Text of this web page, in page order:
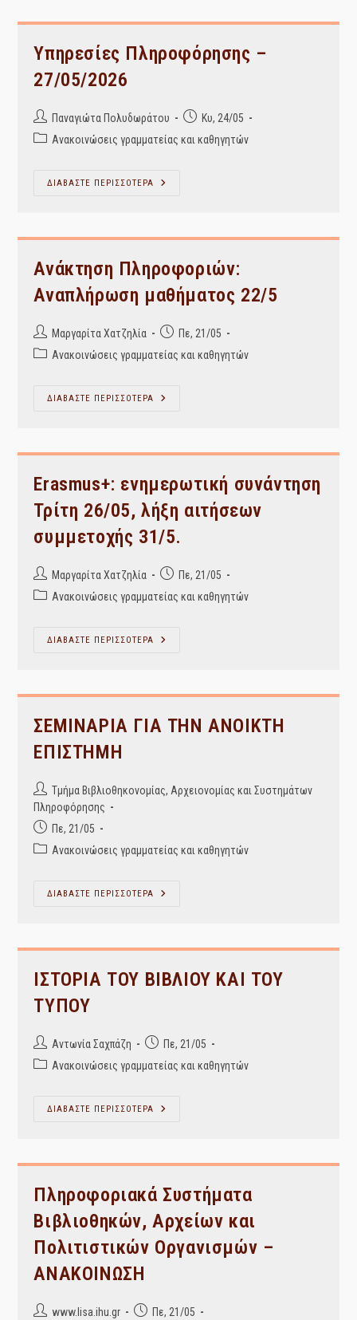
Υπηρεσίες Πληροφόρησης –
27/05/2026
Post
author:
Παναγιώτα Πολυδωράτου
Post
published:
Κυ, 24/05
PostΑνακοινώσεις γραμματείας και καθηγητών
ΔΙΑΒΑΣΤΕ ΠΕΡΙΣΣΟΤΕΡΑ
Υπηρεσίες
Ανάκτηση Πληροφοριών:
Αναπλήρωση μαθήματος 22/5
Post
author:
Μαργαρίτα Χατζηλία
Post
published:
Πε, 21/05
PostΑνακοινώσεις γραμματείας και καθηγητών
ΔΙΑΒΑΣΤΕ ΠΕΡΙΣΣΟΤΕΡΑ
Ανάκτηση
Erasmus+: ενημερωτική συνάντηση
Τρίτη 26/05, λήξη αιτήσεων
συμμετοχής 31/5.
Post
author:
Μαργαρίτα Χατζηλία
Post
published:
Πε, 21/05
PostΑνακοινώσεις γραμματείας και καθηγητών
ΔΙΑΒΑΣΤΕ ΠΕΡΙΣΣΟΤΕΡΑ
Erasmus+:
Λήξη
Συμμετοχής
31/5.
ΣΕΜΙΝΑΡΙΑ ΓΙΑ ΤΗΝ ΑΝΟΙΚΤΗ
ΕΠΙΣΤΗΜΗ
Post
author:
Τμήμα Βιβλιοθηκονομίας, Αρχειονομίας και Συστημάτων
Πληροφόρησης
Post
published:
Πε, 21/05
PostΑνακοινώσεις γραμματείας και καθηγητών
ΔΙΑΒΑΣΤΕ ΠΕΡΙΣΣΟΤΕΡΑ
ΣΕΜΙΝΑΡΙΑ
ΙΣΤΟΡΙΑ ΤΟΥ ΒΙΒΛΙΟΥ ΚΑΙ ΤΟΥ
ΤΥΠΟΥ
Post
author:
Αντωνία Σαχπάζη
Post
published:
Πε, 21/05
PostΑνακοινώσεις γραμματείας και καθηγητών
ΔΙΑΒΑΣΤΕ ΠΕΡΙΣΣΟΤΕΡΑ
ΙΣΤΟΡΙΑ
ΤΥΠΟΥ
Πληροφοριακά Συστήματα
Βιβλιοθηκών, Αρχείων και
Πολιτιστικών Οργανισμών –
ΑΝΑΚΟΙΝΩΣΗ
Postwww.lisa.ihu.gr
PostΠε, 21/05